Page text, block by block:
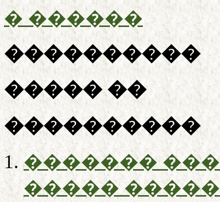
� ������
����������
����� ��
����������
�������
�����